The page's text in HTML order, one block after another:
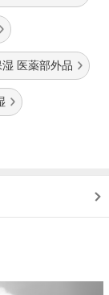
湿 医薬部外品